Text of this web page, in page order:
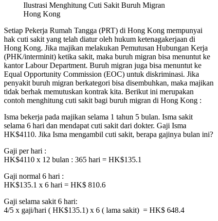
Ilustrasi Menghitung Cuti Sakit Buruh Migran
Hong Kong
Setiap Pekerja Rumah Tangga (PRT) di Hong Kong mempunyai
hak cuti sakit yang telah diatur oleh hukum ketenagakerjaan di
Hong Kong. Jika majikan melakukan Pemutusan Hubungan Kerja
(PHK/interminit) ketika sakit, maka buruh migran bisa menuntut ke
kantor Labour Department. Buruh migran juga bisa menuntut ke
Equal Opportunity Commission (EOC) untuk diskriminasi. Jika
penyakit buruh migran berkategori bisa disembuhkan, maka majikan
tidak berhak memutuskan kontrak kita. Berikut ini merupakan
contoh menghitung cuti sakit bagi buruh migran di Hong Kong :
Isma bekerja pada majikan selama 1 tahun 5 bulan. Isma sakit
selama 6 hari dan mendapat cuti sakit dari dokter. Gaji Isma
HK$4110. Jika Isma mengambil cuti sakit, berapa gajinya bulan ini?
Gaji per hari :
HK$4110 x 12 bulan : 365 hari = HK$135.1
Gaji normal 6 hari :
HK$135.1 x 6 hari = HK$ 810.6
Gaji selama sakit 6 hari:
4/5 x gaji/hari ( HK$135.1) x 6 ( lama sakit) = HK$ 648.4